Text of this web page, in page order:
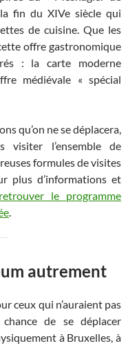
fin du XIVe siècle qui
de cuisine. Que les
offre gastronomique
: la carte moderne
médiévale « spécial
qu’on ne se déplacera,
visiter l’ensemble de
formules de visites
plus d’informations et
retrouver le programme
.
autrement
ceux qui n’auraient pas
de se déplacer
à Bruxelles, à